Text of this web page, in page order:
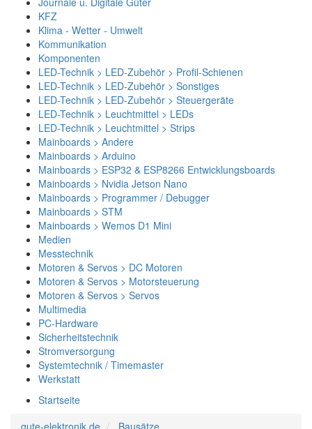
KFZ
Klima - Wetter - Umwelt
Kommunikation
Komponenten
LED-Technik > LED-Zubehör > Profil-Schienen
LED-Technik > LED-Zubehör > Sonstiges
LED-Technik > LED-Zubehör > Steuergeräte
LED-Technik > Leuchtmittel > LEDs
LED-Technik > Leuchtmittel > Strips
Mainboards > Andere
Mainboards > Arduino
Mainboards > ESP32 & ESP8266 Entwicklungsboards
Mainboards > Nvidia Jetson Nano
Mainboards > Programmer / Debugger
Mainboards > STM
Mainboards > Wemos D1 Mini
Medien
Messtechnik
Motoren & Servos > DC Motoren
Motoren & Servos > Motorsteuerung
Motoren & Servos > Servos
Multimedia
PC-Hardware
Sicherheitstechnik
Stromversorgung
Systemtechnik / Timemaster
Werkstatt
Startseite
gute-elektronik.de
Bausätze